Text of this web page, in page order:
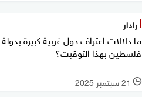
رادار
ما دلالات اعتراف دول غربية كبيرة بدولة
فلسطين بهذا التوقيت؟
l 21 سبتمبر 2025